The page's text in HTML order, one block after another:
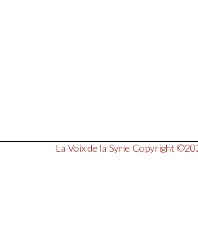
La Voix de la Syrie Copyright